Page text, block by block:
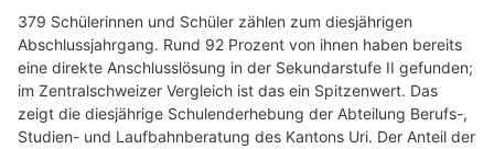
379 Schülerinnen und Schüler zählen zum diesjährigen
Abschlussjahrgang. Rund 92 Prozent von ihnen haben bereits
eine direkte Anschlusslösung in der Sekundarstufe II gefunden;
im Zentralschweizer Vergleich ist das ein Spitzenwert. Das
zeigt die diesjährige Schulenderhebung der Abteilung Berufs-,
Studien- und Laufbahnberatung des Kantons Uri. Der Anteil der